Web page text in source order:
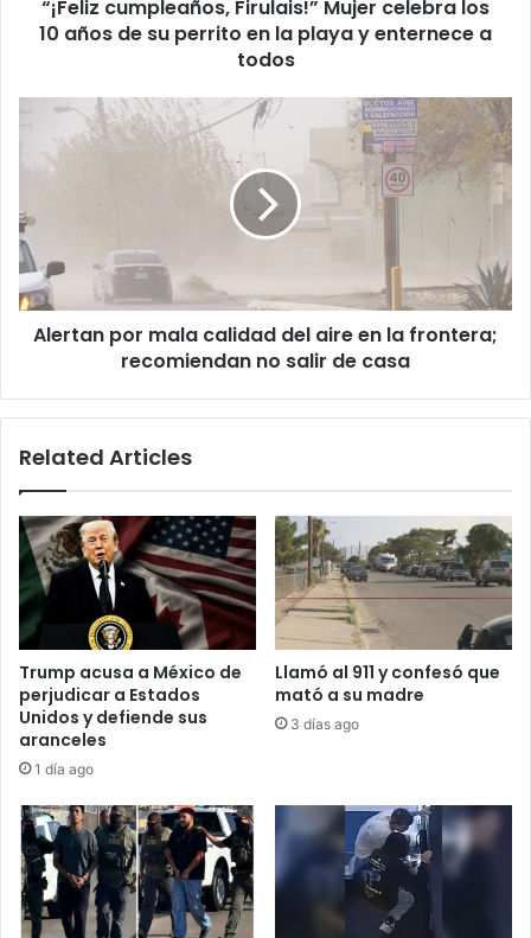
perrito
playa
y
enternece
“¡Feliz cumpleaños, Firulais!” Mujer celebra los
10 años de su perrito en la playa y enternece a
todos
Alertan
mala
del
aire
en
la
frontera;
recomiendan
Alertan por mala calidad del aire en la frontera;
recomiendan no salir de casa
Related Articles
Trump acusa a México de
perjudicar a Estados
Unidos y defiende sus
aranceles
1 día ago
Llamó al 911 y confesó que
mató a su madre
3 días ago